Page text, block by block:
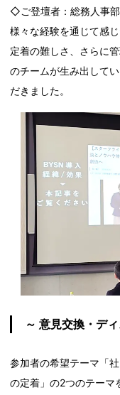
◇ご登壇者：総務人事
様々な経験を通じて感
定着の難しさ、さらに
のチームが生み出して
だきました。
～ 意見交換・デ
参加者の希望テーマ「
の定着」の2つのテーマ